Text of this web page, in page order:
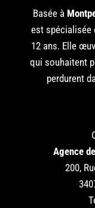
Basée à
est spécialisée
12 ans. Elle
qui souhaitent
perdurent
Agence
200,